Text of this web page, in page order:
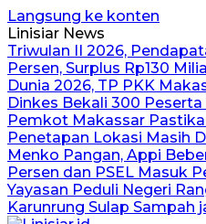
Langsung ke konten
Linisiar News
Triwulan II 2026,
Persen, Surplus Rp130
Dunia 2026, TP PKK
Dinkes Bekali 300
Pemkot Makassar
Penetapan Lokasi Masih
Menko Pangan, Appi
Persen dan PSEL Masuk
Yayasan Peduli Negeri
Karunrung Sulap Sampah